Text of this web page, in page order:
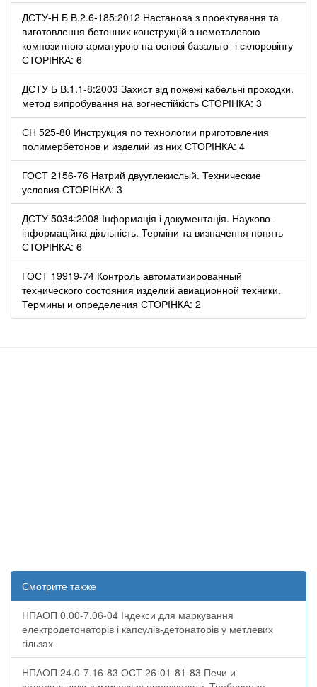
ДСТУ-Н Б В.2.6-185:2012 Настанова з проектування та
виготовлення бетонних конструкцій з неметалевою
композитною арматурою на основі базальто- і склоровінгу
СТОРІНКА: 6
ДСТУ Б В.1.1-8:2003 Захист від пожежі кабельні проходки.
метод випробування на вогнестійкість СТОРІНКА: 3
СН 525-80 Инструкция по технологии приготовления
полимербетонов и изделий из них СТОРІНКА: 4
ГОСТ 2156-76 Натрий двууглекислый. Технические
условия СТОРІНКА: 3
ДСТУ 5034:2008 Інформація і документація. Науково-
інформаційна діяльність. Терміни та визначення понять
СТОРІНКА: 6
ГОСТ 19919-74 Контроль автоматизированный
технического состояния изделий авиационной техники.
Термины и определения СТОРІНКА: 2
Смотрите также
НПАОП 0.00-7.06-04 Індекси для маркування
електродетонаторів і капсулів-детонаторів у метлевих
гільзах
НПАОП 24.0-7.16-83 ОСТ 26-01-81-83 Печи и